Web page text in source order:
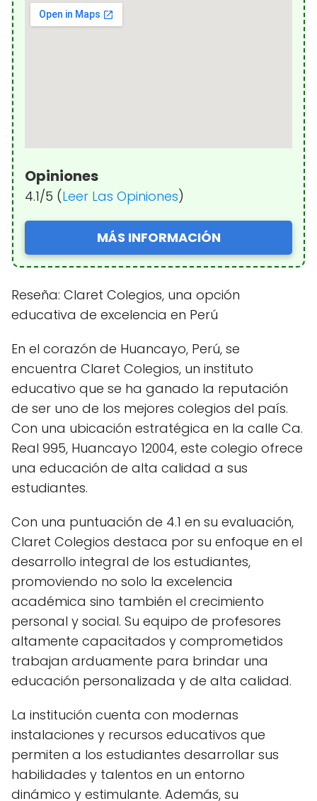
Opiniones
4.1/5 (Leer Las Opiniones)
MÁS INFORMACIÓN
Reseña: Claret Colegios, una opción
educativa de excelencia en Perú
En el corazón de Huancayo, Perú, se
encuentra Claret Colegios, un instituto
educativo que se ha ganado la reputación
de ser uno de los mejores colegios del país.
Con una ubicación estratégica en la calle Ca.
Real 995, Huancayo 12004, este colegio ofrece
una educación de alta calidad a sus
estudiantes.
Con una puntuación de 4.1 en su evaluación,
Claret Colegios destaca por su enfoque en el
desarrollo integral de los estudiantes,
promoviendo no solo la excelencia
académica sino también el crecimiento
personal y social. Su equipo de profesores
altamente capacitados y comprometidos
trabajan arduamente para brindar una
educación personalizada y de alta calidad.
La institución cuenta con modernas
instalaciones y recursos educativos que
permiten a los estudiantes desarrollar sus
habilidades y talentos en un entorno
dinámico y estimulante. Además, su